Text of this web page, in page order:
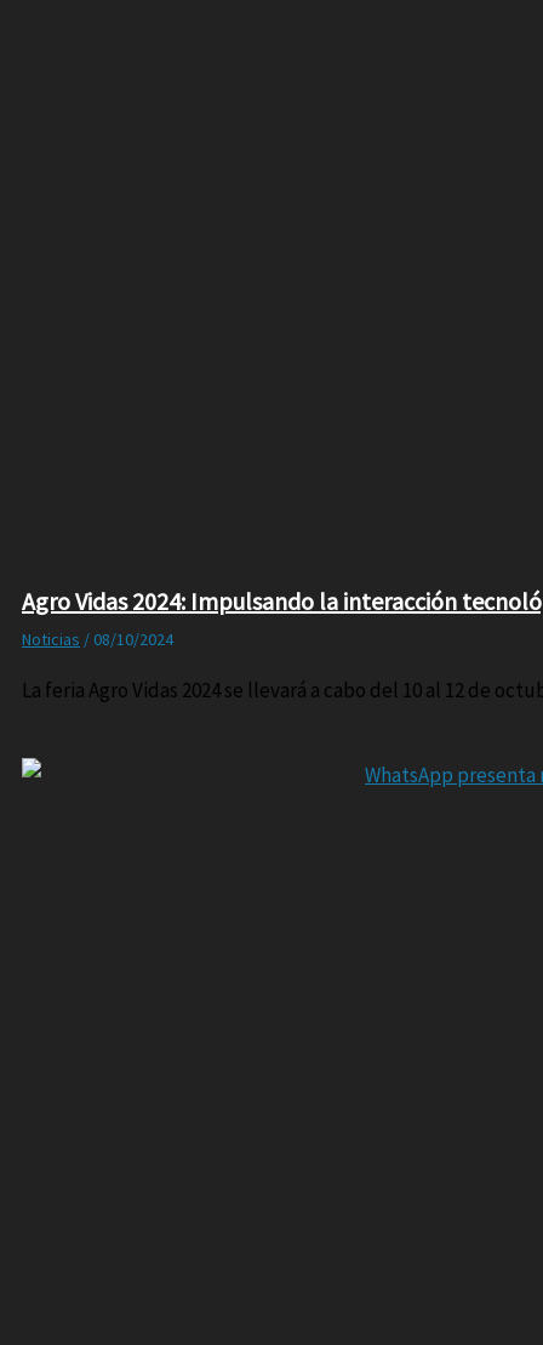
Agro Vidas 2024: Impulsando la interacción
Noticias / 08/10/2024
La feria Agro Vidas 2024 se llevará a cabo del 10 al 12 de